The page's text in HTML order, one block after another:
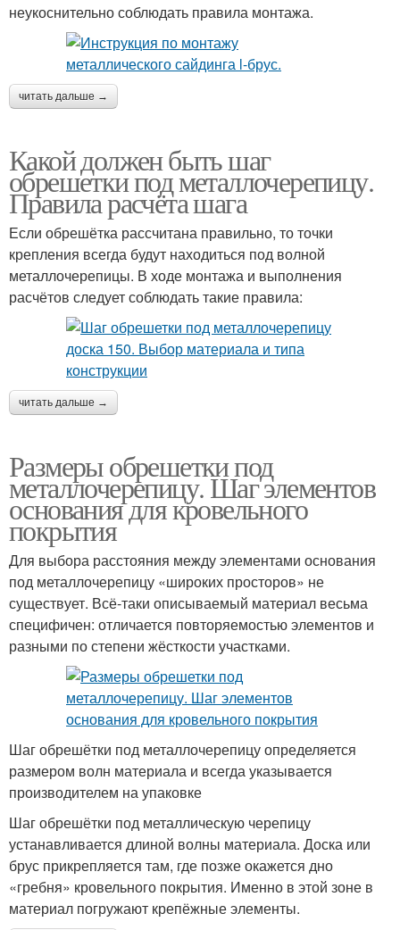
неукоснительно соблюдать правила монтажа.
читать дальше →
Какой должен быть шаг
обрешетки под металлочерепицу.
Правила расчёта шага
Если обрешётка рассчитана правильно, то точки
крепления всегда будут находиться под волной
металлочерепицы. В ходе монтажа и выполнения
расчётов следует соблюдать такие правила:
читать дальше →
Размеры обрешетки под
металлочерепицу. Шаг элементов
основания для кровельного
покрытия
Для выбора расстояния между элементами основания
под металлочерепицу «широких просторов» не
существует. Всё-таки описываемый материал весьма
специфичен: отличается повторяемостью элементов и
разными по степени жёсткости участками.
Шаг обрешётки под металлочерепицу определяется
размером волн материала и всегда указывается
производителем на упаковке
Шаг обрешётки под металлическую черепицу
устанавливается длиной волны материала. Доска или
брус прикрепляется там, где позже окажется дно
«гребня» кровельного покрытия. Именно в этой зоне в
материал погружают крепёжные элементы.